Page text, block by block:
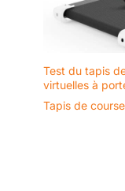
Test du tapis
virtuelles à
Tapis de course